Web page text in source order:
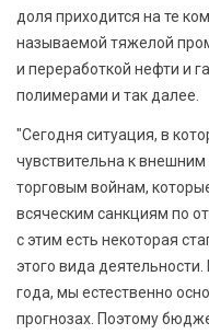
доля приходится на те
называемой тяжелой
и переработкой нефти и
полимерами и так далее.
"Сегодня ситуация, в
чувствительна к
торговым войнам,
всяческим санкциям по
с этим есть некоторая
этого вида
года, мы естественно
прогнозах. Поэтому